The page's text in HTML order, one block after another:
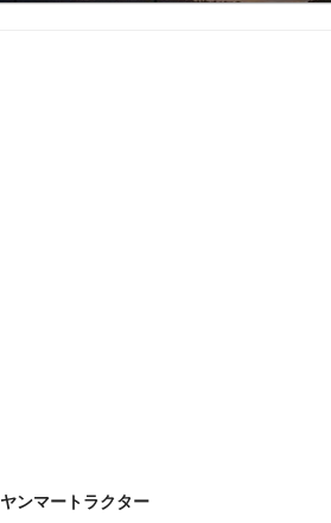
ヤンマートラクター